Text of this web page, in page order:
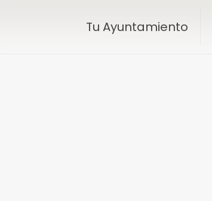
Tu Ayuntamiento